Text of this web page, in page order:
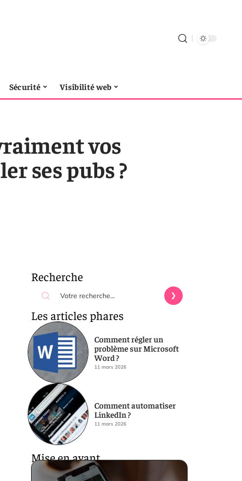
Sécurité Visibilité web
vos
ses pubs ?
Recherche
Les articles phares
Comment régler un
problème sur Microsoft
Word ?
11 mars 2026
Comment automatiser
LinkedIn ?
11 mars 2026
Mise en avant